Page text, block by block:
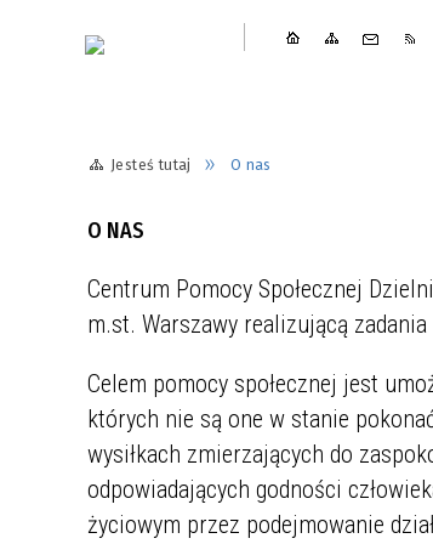
Placówki
Zasady udzielania pomocy
Cyfrowy Senior
Trening radzenia sobie ze złością
Stanowiska urzędnicze w tym
Kontakty telefoniczne
Jesteś tutaj O nas
O NAS
Centrum Pomocy Społecznej
m.st. Warszawy realizującą
Celem pomocy społecznej jest
których nie są one w stanie
wysiłkach zmierzających do
odpowiadających godności
życiowym przez podejmowanie